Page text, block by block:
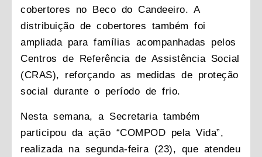
cobertores no Beco do Candeeiro. A
distribuição de cobertores também foi
ampliada para famílias acompanhadas pelos
Centros de Referência de Assistência Social
(CRAS), reforçando as medidas de proteção
social durante o período de frio.
Nesta semana, a Secretaria também
participou da ação “COMPOD pela Vida”,
realizada na segunda-feira (23), que atendeu